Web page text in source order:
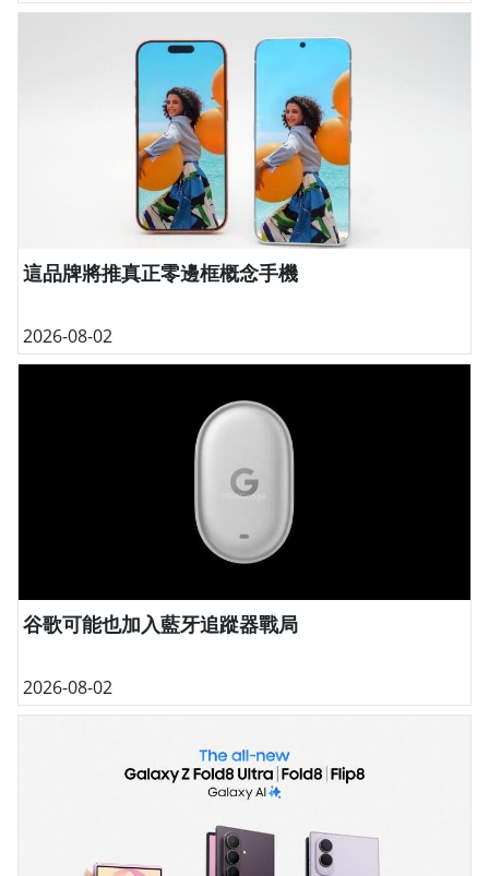
這品牌將推真正零邊框概念手機
2026-08-02
谷歌可能也加入藍牙追蹤器戰局
2026-08-02